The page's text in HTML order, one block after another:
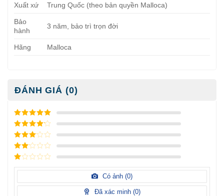
Xuất xứ Trung Quốc (theo bản quyền Malloca)
Bảo
hành
3 năm, bảo trì trọn đời
Hãng Malloca
ĐÁNH GIÁ (0)
5/ 5 điểm
4/ 5
điểm
3/ 5
điểm
2/
điểm
1
điểm
Có ảnh (0)
Đã xác minh (0)